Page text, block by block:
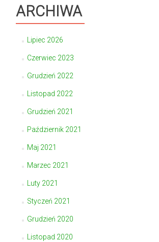
ARCHIWA
Lipiec 2026
Czerwiec 2023
Grudzień 2022
Listopad 2022
Grudzień 2021
Październik 2021
Maj 2021
Marzec 2021
Luty 2021
Styczeń 2021
Grudzień 2020
Listopad 2020